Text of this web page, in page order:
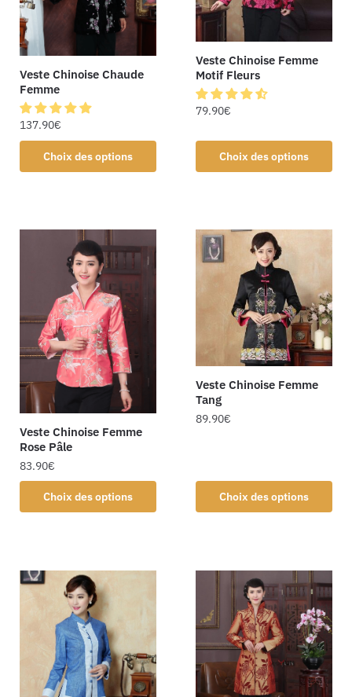
Veste Chinoise Chaude
Femme
137.90€
Choix des options
Veste Chinoise Femme
Motif Fleurs
79.90€
Choix des options
Veste Chinoise Femme
Rose Pâle
83.90€
Choix des options
Veste Chinoise Femme
Tang
89.90€
Choix des options